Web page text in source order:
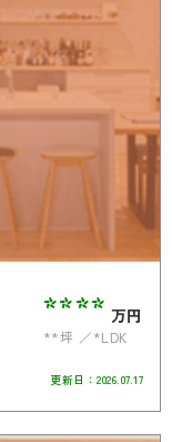
**** 万円
**坪
*LDK
更新日： 2026.07.17